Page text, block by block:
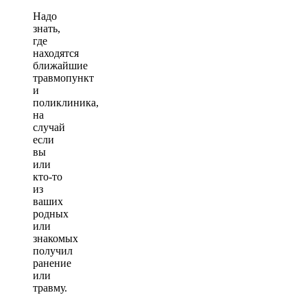
Надо
знать,
где
находятся
ближайшие
травмопункт
и
поликлиника,
на
случай
если
вы
или
кто-то
из
ваших
родных
или
знакомых
получил
ранение
или
травму.